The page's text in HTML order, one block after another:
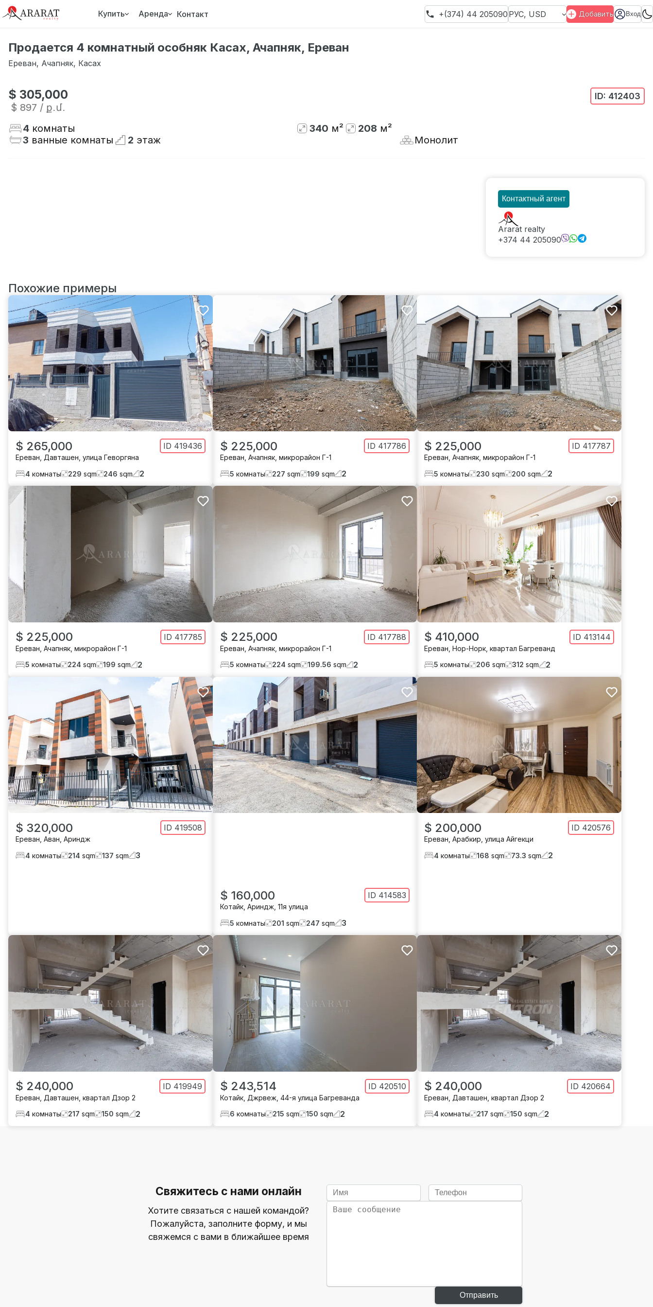
Купить Аренда Контакт +(374) 44 205090 РУС, USD Добавить Вход
Продается 4 комнатный особняк Касах, Ачапняк, Ереван
Ереван, Ачапняк, Касах
$ 305,000
$ 897 / ք․մ․
ID: 412403
4 комнаты 340 м² 208 м²
3 ванные комнаты 2 этаж Монолит
Контактный агент
Ararat realty
+374 44 205090
Похожие примеры
$ 265,000 ID 419436
Ереван, Давташен, улица Геворгяна
4 комнаты 229 sqm 246 sqm 2
$ 225,000 ID 417786
Ереван, Ачапняк, микрорайон Г-1
5 комнаты 227 sqm 199 sqm 2
$ 225,000 ID 417787
Ереван, Ачапняк, микрорайон Г-1
5 комнаты 230 sqm 200 sqm 2
$ 225,000 ID 417785
Ереван Ачапняк микрорайон Г-1
5 комнаты 224 sqm 199 sqm 2
$ 225,000 ID 417788
Ереван Ачапняк, микрорайон Г-1
5 комнаты 224 sqm 199.56 sqm 2
$ 410,000 ID 413144
Ереван Нор-Норк квартал Багреванд
5 комнаты 206 sqm 312 sqm 2
$ 320,000 ID 419508
Ереван Аван Ариндж
4 комнаты 214 sqm 137 sqm 3
$ 160,000 ID 414583
Котайк, Ариндж, 11я улица
5 комнаты 201 sqm 247 sqm 3
$ 200,000 ID 420576
Ереван Арабкир улица Айгекци
4 комнаты 168 sqm 73.3 sqm 2
$ 240,000 ID 419949
Ереван Давташен квартал Дзор 2
4 комнаты 217 sqm 150 sqm 2
$ 243,514 ID 420510
Котайк, Джрвеж, 44-я улица Багреванда
6 комнаты 215 sqm 150 sqm 2
$ 240,000 ID 420664
Ереван Давташен квартал Дзор 2
4 комнаты 217 sqm 150 sqm 2
Свяжитесь с нами онлайн
Хотите связаться с нашей командой?
Пожалуйста, заполните форму, и мы
свяжемся с вами в ближайшее время
Отправить